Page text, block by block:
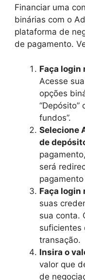
Financiar uma
binárias com o
plataforma de
de pagamento.
Faça login
Acesse
opções
“Depósito”
fundos”.
Selecione
de
será
Faça login
suas
sua conta.
suficientes
transação.
Insira o
valor que
de